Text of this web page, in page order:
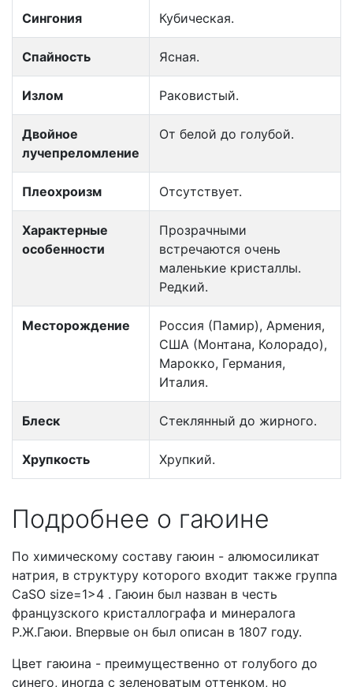
Сингония Кубическая.
Спайность Ясная.
Излом Раковистый.
Двойное
лучепреломление
От белой до голубой.
Плеохроизм Отсутствует.
Характерные
особенности
Прозрачными
встречаются очень
маленькие кристаллы.
Редкий.
Месторождение
Россия (Памир), Армения,
США (Монтана, Колорадо),
Марокко, Германия,
Италия.
Блеск Стеклянный до жирного.
Хрупкость Хрупкий.
Подробнее о гаюине
По химическому составу гаюин - алюмосиликат
натрия, в структуру которого входит также группа
CaSO size=1>4 . Гаюин был назван в честь
французского кристаллографа и минералога
Р.Ж.Гаюи. Впервые он был описан в 1807 году.
Цвет гаюина - преимущественно от голубого до
синего, иногда с зеленоватым оттенком, но